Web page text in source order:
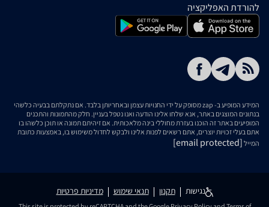
להורדת האפליקציה
המידע המופיע ב- zap מסופק על ידי החנויות עצמן ובאחריותן בלבד. אם נתקלתם בבעיה כלשהי
בנתונים המוצגים באתר, אנא שלחו אלינו הודעה ואנו נטפל בעניין. חלק מהתמונות והתכנים
המופיעים באתר זה הוכנו בעזרת מחוללי בינה מלאכותית. אם זיהיתם תמונה או תוכן כלשהו בו
אתם בעלי זכויות יוצרים, אתם רשאים לפנות אלינו ולבקש לחדול משימוש בו, באמצעות כתובת
המייל [email protected]
נגישות תקנון תנאי שימוש מדיניות פרטיות